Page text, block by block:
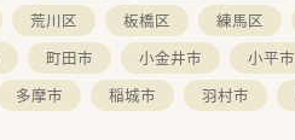
荒川区 板橋区 練馬区
町田市 小金井市 小平市
多摩市 稲城市 羽村市